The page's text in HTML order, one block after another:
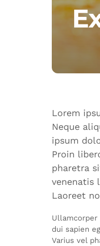
Lorem
Neque
ipsum
Proin
pharetra
venenatis
Laoreet
dui sapien
Varius vel